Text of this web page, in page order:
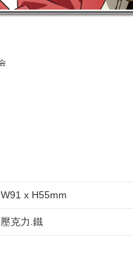
W91 x H55mm
壓克力.鐵